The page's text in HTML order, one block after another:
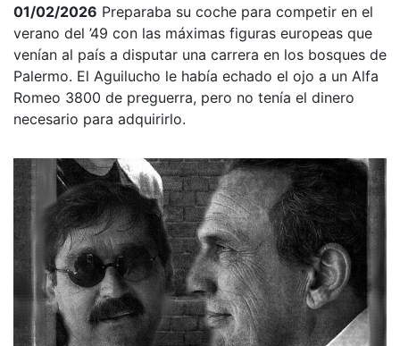
01/02/2026 Preparaba su coche para competir en el
verano del ’49 con las máximas figuras europeas que
venían al país a disputar una carrera en los bosques de
Palermo. El Aguilucho le había echado el ojo a un Alfa
Romeo 3800 de preguerra, pero no tenía el dinero
necesario para adquirirlo.